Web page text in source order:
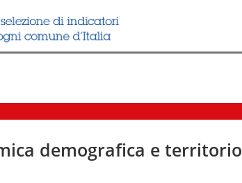
demografica e territorio